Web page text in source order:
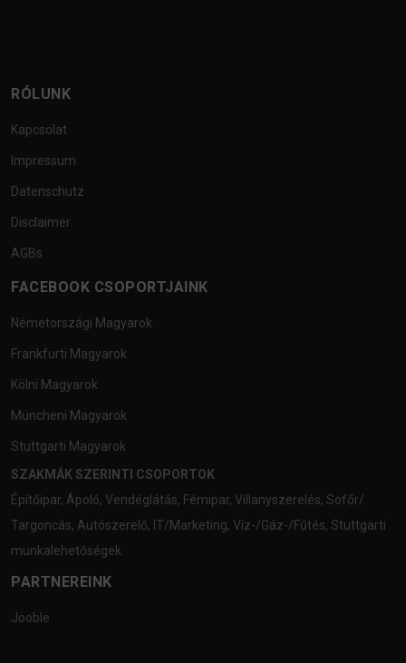
RÓLUNK
Kapcsolat
Impressum
Datenschutz
Disclaimer
AGBs
FACEBOOK CSOPORTJAINK
Németországi Magyarok
Frankfurti Magyarok
Kölni Magyarok
Müncheni Magyarok
Stuttgarti Magyarok
SZAKMÁK SZERINTI CSOPORTOK
Építőipar, Ápoló, Vendéglátás, Fémipar, Villanyszerelés, Sofőr/
Targoncás, Autószerelő, IT/Marketing, Víz-/Gáz-/Fűtés, Stuttgarti
munkalehetőségek
PARTNEREINK
Jooble